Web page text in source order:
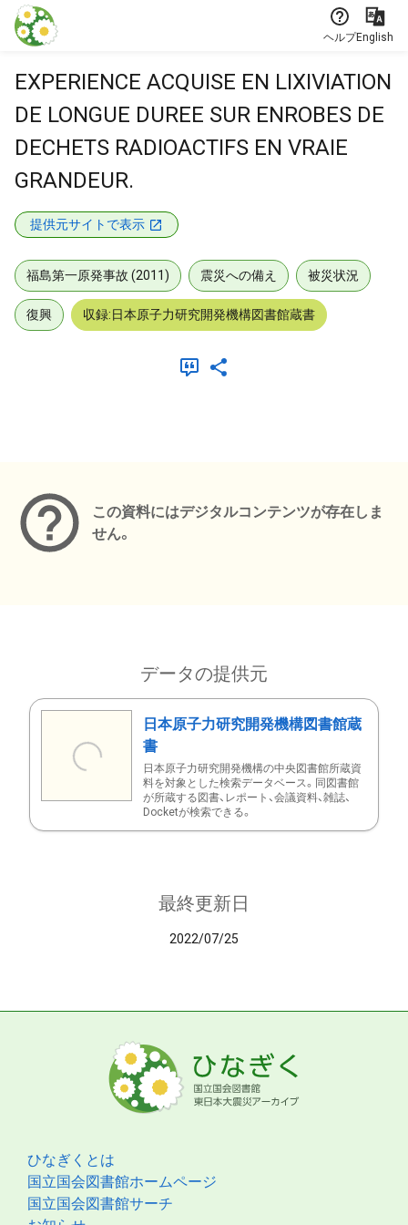
本文に飛ぶ
ヘルプEnglish
EXPERIENCE ACQUISE EN LIXIVIATION
DE LONGUE DUREE SUR ENROBES DE
DECHETS RADIOACTIFS EN VRAIE
GRANDEUR.
提供元サイトで表示
福島第一原発事故 (2011) 震災への備え 被災状況
復興 収録:日本原子力研究開発機構図書館蔵書
この資料にはデジタルコンテンツが存在しま
せん。
データの提供元
日本原子力研究開発機構図書館蔵
書
日本原子力研究開発機構の中央図書館所蔵資
料を対象とした検索データベース。同図書館
が所蔵する図書、レポート、会議資料、雑誌、
Docketが検索できる。
最終更新日
2022/07/25
ひなぎくとは
国立国会図書館ホームページ
国立国会図書館サーチ